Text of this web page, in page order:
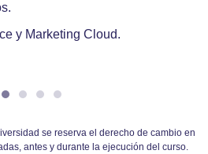
y Marketing Cloud.
se reserva el derecho de cambio en
antes y durante la ejecución del curso.